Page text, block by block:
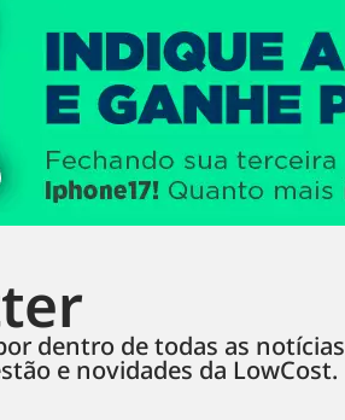
dentro de todas as notícias
e novidades da LowCost.